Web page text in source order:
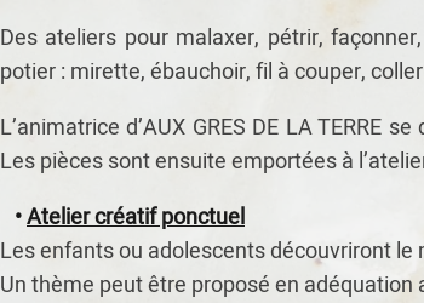
Des ateliers pour malaxer, pétrir,
potier : mirette, ébauchoir, fil à couper,
L’animatrice d’AUX GRES DE LA
Les pièces sont ensuite emportées à
•Atelier créatif ponctuel
Les enfants ou adolescents découvriront le
Un thème peut être proposé en